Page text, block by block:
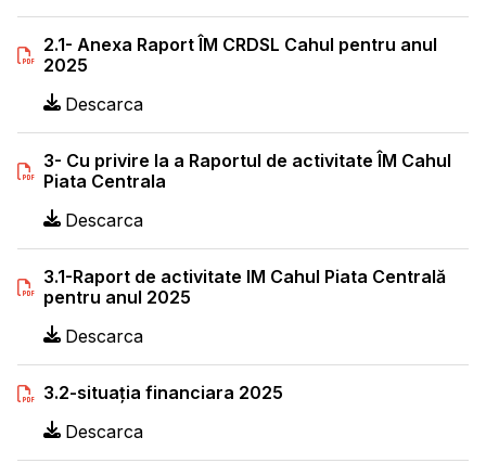
2.1- Anexa Raport ÎM CRDSL Cahul pentru anul
2025
Descarca
3- Cu privire la a Raportul de activitate ÎM Cahul
Piata Centrala
Descarca
3.1-Raport de activitate IM Cahul Piata Centrală
pentru anul 2025
Descarca
3.2-situația financiara 2025
Descarca